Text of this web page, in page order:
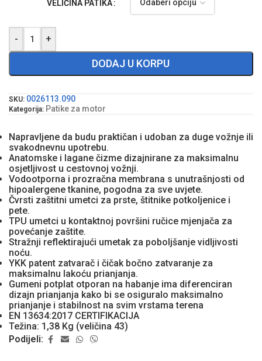
VELIČINA PATIKA
- +
DODAJ U KORPU
SKU: 0026113.090
Kategorija: Patike za motor
Napravljene da budu praktičan i udoban za duge vožnje ili
svakodnevnu upotrebu.
Anatomske i lagane čizme dizajnirane za maksimalnu
osjetljivost u cestovnoj vožnji.
Vodootporna i prozračna membrana s unutrašnjosti od
hipoalergene tkanine, pogodna za sve uvjete.
Čvrsti zaštitni umetci za prste, štitnike potkoljenice i
pete.
TPU umetci u kontaktnoj površini ručice mjenjača za
povećanje zaštite.
Stražnji reflektirajući umetak za poboljšanje vidljivosti
noću.
YKK patent zatvarač i čičak bočno zatvaranje za
maksimalnu lakoću prianjanja.
Gumeni potplat otporan na habanje ima diferenciran
dizajn prianjanja kako bi se osiguralo maksimalno
prianjanje i stabilnost na svim vrstama terena
EN 13634:2017 CERTIFIKACIJA
Težina: 1,38 Kg (veličina 43)
Podijeli: